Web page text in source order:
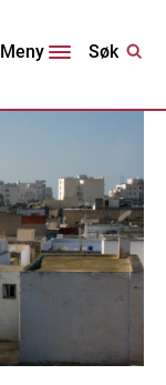
Meny Søk